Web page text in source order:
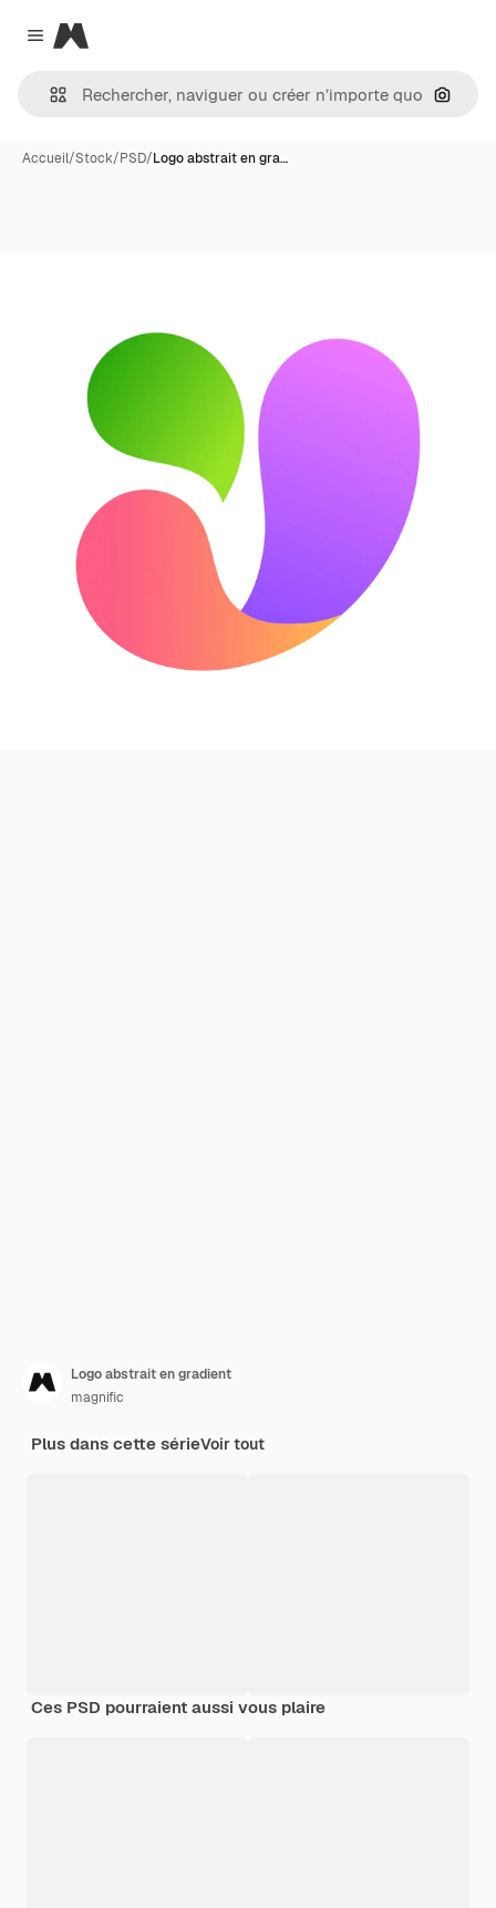
Close menu
Magnific
Accueil/Stock/PSD/Logo abstrait en gra…
Logo abstrait en gradient
magnific
Plus dans cette sérieVoir tout
Ces PSD pourraient aussi vous plaire